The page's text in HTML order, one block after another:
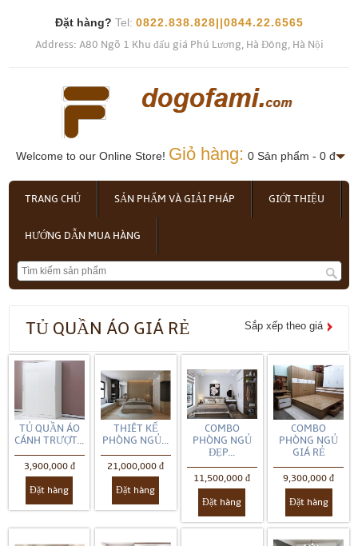
Đặt hàng? Tel: 0822.838.828||0844.22.6565
Address: A80 Ngõ 1 Khu đấu giá Phú Lương, Hà Đông, Hà Nội
Welcome to our Online Store! Giỏ hàng: 0 Sản phẩm - 0 đ
TRANG CHỦ SẢN PHẨM VÀ GIẢI PHÁP GIỚI THIỆU
HƯỚNG DẪN MUA HÀNG
TỦ QUẦN ÁO GIÁ RẺ Sắp xếp theo giá
TỦ QUẦN ÁO
CÁNH TRƯỢT...
3,900,000 đ
Đặt hàng
THIÊT KẾ
PHÒNG NGỦ...
21,000,000 đ
Đặt hàng
COMBO
PHÒNG NGỦ
ĐẸP...
11,500,000 đ
Đặt hàng
COMBO
PHÒNG NGỦ
GIÁ RẺ
9,300,000 đ
Đặt hàng